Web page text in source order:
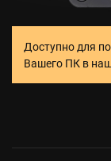
Доступно для
Вашего ПК в